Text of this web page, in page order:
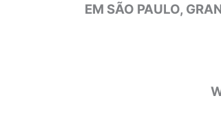
EM SÃO PAULO,